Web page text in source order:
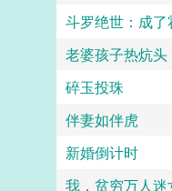
斗罗绝世：成了
老婆孩子热炕头
碎玉投珠
伴妻如伴虎
新婚倒计时
我，贫穷万人迷